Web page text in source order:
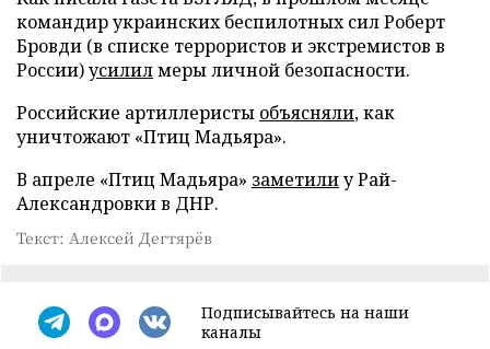
командир украинских беспилотных сил Роберт
Бровди (в списке террористов и экстремистов в
России)усилилмеры личной безопасности.
Российские артиллеристы объясняли, как
уничтожают «Птиц Мадьяра».
В апреле «Птиц Мадьяра» заметилиу Рай-
Александровки в ДНР.
Текст: Алексей Дегтярёв
Подписывайтесь на наши
каналы